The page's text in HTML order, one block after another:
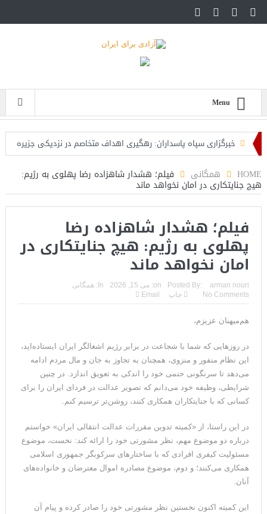
Menu
خبرگزاری سپاه پاسداران: رهگیری اهداف متخاصم در نزدیکی جزیره
تحلیلگر حکومتی: تفاهم هرمز پایان بحران نیست؛ خطر جنگ همچنان
پابرجاست
ایران؛ واکنش ترامپ و معاونش به اقدام تفرقه‌افکنان/سفر ژنرال
منیر به عربستان
مقاله: اپوزیسیون بی‌راه‌حل؛ وقتی دشمنی با پهلوی جای نجات
ایران را می‌گیرد
۱۰ تریلیون دلار؛ چگونه جرایم سایبری به سومین اقتصاد بزرگ جهان
تبدیل شد؟
ترامپ: پیروزی عبدال السید اسرائیل‌ستیز، خبر خوبی برای
جمهوری‌خواهان است
نیامده است
فیلم؛ هشدار قاطعانه نتانیاهو به پاسدار احمد وحیدی، سرکرده
سپاه پاسداران
خبرگزاری رویترز از اختلاف نظر در مذاکرات در باره تنگه هرمز خبر داد
HOME همگانی فیلم؛ هشدار شاهزاده رضا پهلوی به رژیم:
هیچ جنایتکاری در امان نخواهد ماند
فیلم؛ هشدار شاهزاده رضا
پهلوی به رژیم: هیچ جنایتکاری در
امان نخواهد ماند
Posted By: arman nouri
on: می 15, 2026 In:
همگانی
No Comments
چاپ Email
هم‌میهنان عزیزم،
در روزهایی که شما با شجاعت در برابر رژیم اشغالگر ایران ایستاده‌اید،
این نظام منفور و منزوی، همچنان به تجاوز به جان و مال مردم ادامه
می‌دهد تا سرنگونی حتمی خود را اندکی به تعویق اندازد. در چنین
شرایطی، وظیفه خود می‌دانم که تصویر عدالت در فردای ایران را برای
کسانی که با جنایتکاران همکاری کنند، روشن‌تر ترسیم کنم.
در این راستا، از «کمیته‌ تدوین مقررات عدالت انتقالی ایران» خواستم
درباره‌ دو موضوع مهم، نظر مشورتی خود را ارائه کند: نخست، موضوع
مسئولیت کیفری افرادی که با ساختارهای سرکوبگر جمهوری اسلامی
همکاری می‌کنند؛ و دوم، موضوع مصادره‌ اموال معترضان و خانواده‌های
آنان.
این کمیته اکنون نخستین نظر مشورتی خود را صادر کرده و پیام آن